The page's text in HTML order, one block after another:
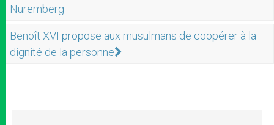
Nuremberg
Benoît XVI propose aux musulmans de coopérer à la
dignité de la personne